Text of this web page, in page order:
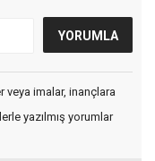
veya imalar, inançlara
yazılmış yorumlar